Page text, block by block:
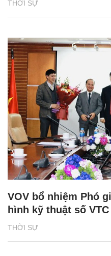
THỜI SỰ
THỜI SỰ
VOV bổ nhiệm Phó
hình kỹ thuật số VTC